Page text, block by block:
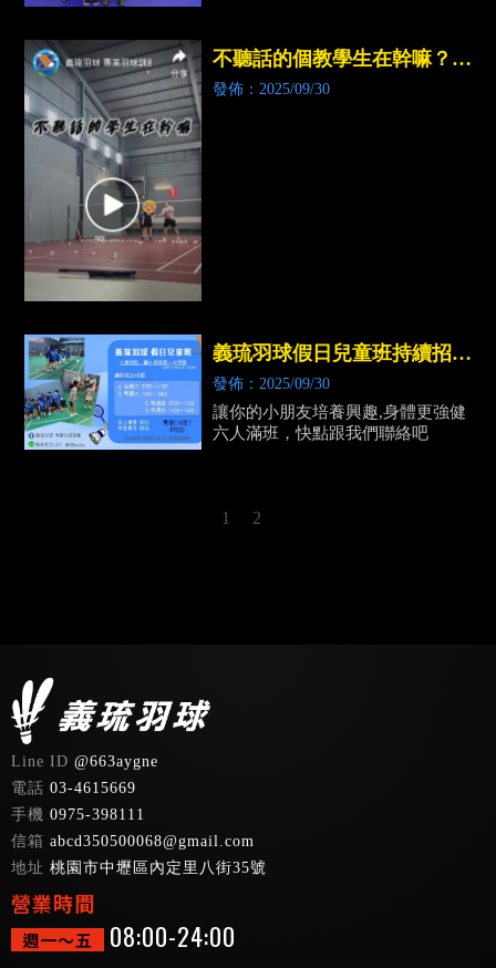
不聽話的個教學生在幹嘛？？
｜桃園羽球課程｜中壢羽球課
發佈：2025/09/30
義琉羽球假日兒童班持續招生
中～｜桃園兒童羽球教學｜中
壢兒童羽球教學
發佈：2025/09/30
讓你的小朋友培養興趣,身體更強健
六人滿班，快點跟我們聯絡吧
1 2
@663aygne
03-4615669
0975-398111
08:00-24:00
abcd350500068@gmail.com
桃園市中壢區內定里八街35號